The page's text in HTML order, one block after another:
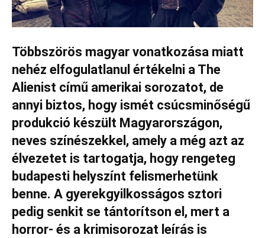
Többszörös magyar vonatkozása miatt
nehéz elfogulatlanul értékelni a The
Alienist című amerikai sorozatot, de
annyi biztos, hogy ismét csúcsminőségű
produkció készült Magyarországon,
neves színészekkel, amely a még azt az
élvezetet is tartogatja, hogy rengeteg
budapesti helyszínt felismerhetünk
benne. A gyerekgyilkosságos sztori
pedig senkit se tántorítson el, mert a
horror- és a krimisorozat leírás is